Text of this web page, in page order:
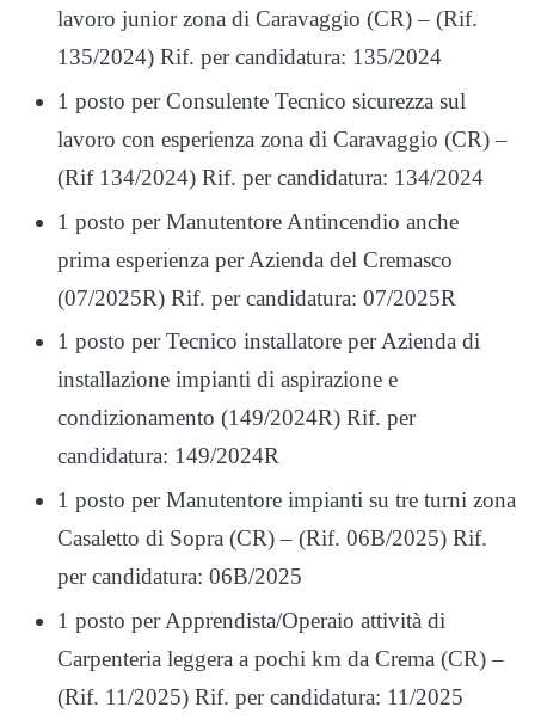
lavoro junior zona di Caravaggio (CR) – (Rif.
135/2024) Rif. per candidatura: 135/2024
1 posto per Consulente Tecnico sicurezza sul
lavoro con esperienza zona di Caravaggio (CR) –
(Rif 134/2024) Rif. per candidatura: 134/2024
1 posto per Manutentore Antincendio anche
prima esperienza per Azienda del Cremasco
(07/2025R) Rif. per candidatura: 07/2025R
1 posto per Tecnico installatore per Azienda di
installazione impianti di aspirazione e
condizionamento (149/2024R) Rif. per
candidatura: 149/2024R
1 posto per Manutentore impianti su tre turni zona
Casaletto di Sopra (CR) – (Rif. 06B/2025) Rif.
per candidatura: 06B/2025
1 posto per Apprendista/Operaio attività di
Carpenteria leggera a pochi km da Crema (CR) –
(Rif. 11/2025) Rif. per candidatura: 11/2025